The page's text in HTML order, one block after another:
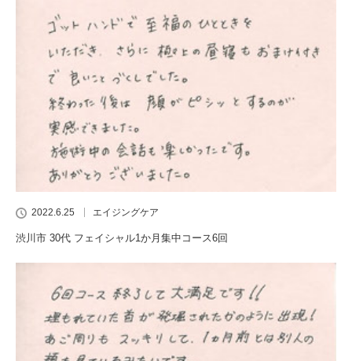
2022.6.25 エイジングケア
渋川市 30代 フェイシャル1か月集中コース6回